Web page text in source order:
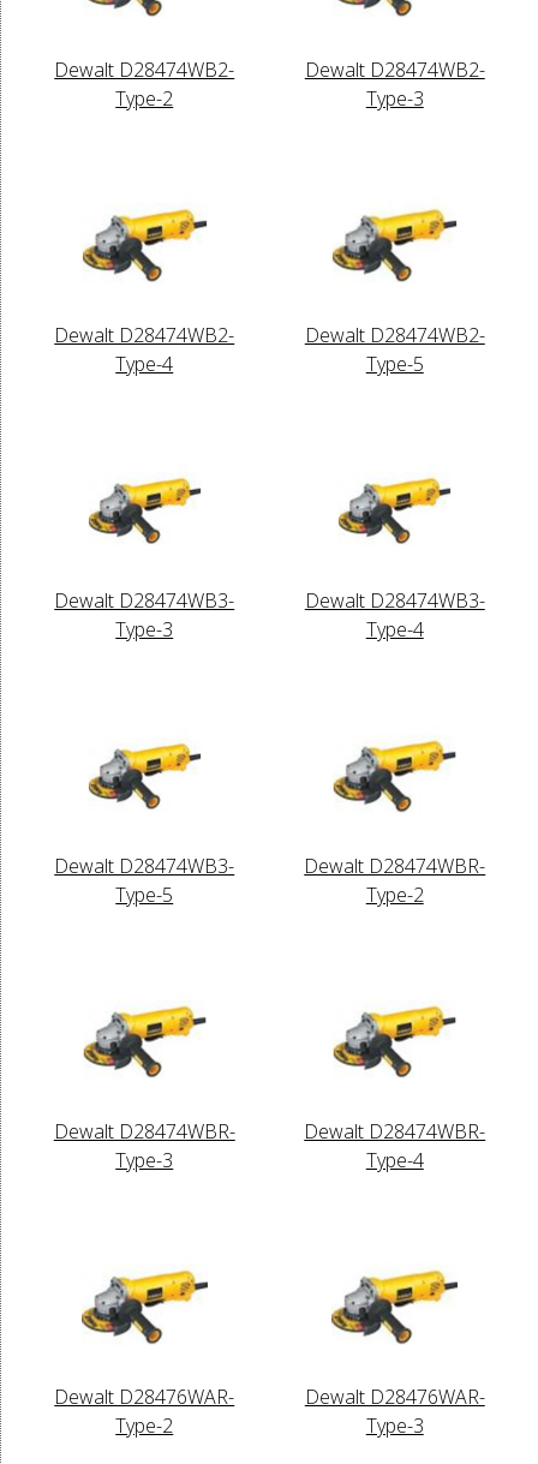
Dewalt D28474WB2-
Type-2
Dewalt D28474WB2-
Type-3
Dewalt D28474WB2-
Type-4
Dewalt D28474WB2-
Type-5
Dewalt D28474WB3-
Type-3
Dewalt D28474WB3-
Type-4
Dewalt D28474WB3-
Type-5
Dewalt D28474WBR-
Type-2
Dewalt D28474WBR-
Type-3
Dewalt D28474WBR-
Type-4
Dewalt D28476WAR-
Type-2
Dewalt D28476WAR-
Type-3